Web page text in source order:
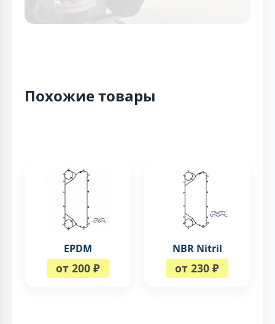
Похожие товары
EPDM
от 200 ₽
NBR Nitril
от 230 ₽